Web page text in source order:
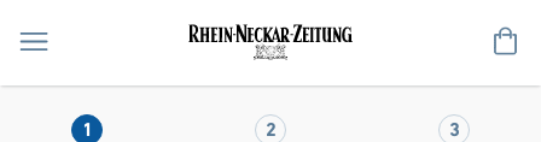
1 2 3